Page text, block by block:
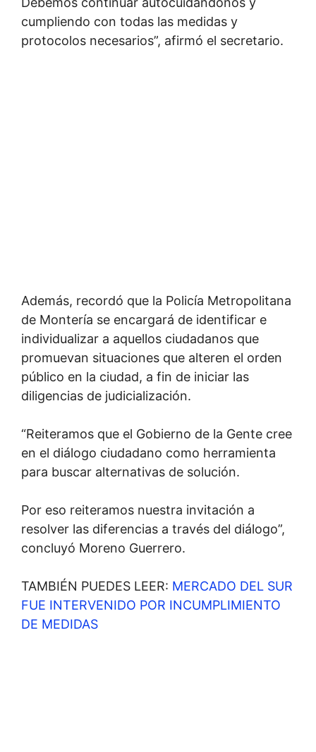
cumpliendo con todas las medidas y
protocolos necesarios”, afirmó el secretario.
Además, recordó que la Policía Metropolitana
de Montería se encargará de identificar e
individualizar a aquellos ciudadanos que
promuevan situaciones que alteren el orden
público en la ciudad, a fin de iniciar las
diligencias de judicialización.
“Reiteramos que el Gobierno de la Gente cree
en el diálogo ciudadano como herramienta
para buscar alternativas de solución.
Por eso reiteramos nuestra invitación a
resolver las diferencias a través del diálogo”,
concluyó Moreno Guerrero.
TAMBIÉN PUEDES LEER: MERCADO DEL SUR
FUE INTERVENIDO POR INCUMPLIMIENTO
DE MEDIDAS